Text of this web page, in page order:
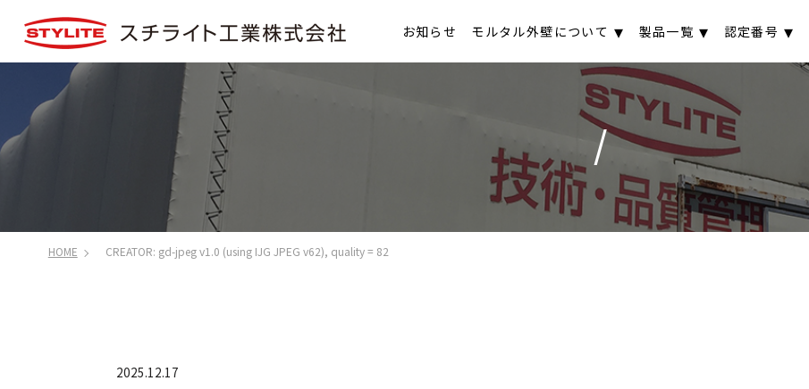
お知らせ モルタル外壁について 製品一覧 認定番号
/
HOME CREATOR: gd-jpeg v1.0 (using IJG JPEG v62), quality = 82
2025.12.17